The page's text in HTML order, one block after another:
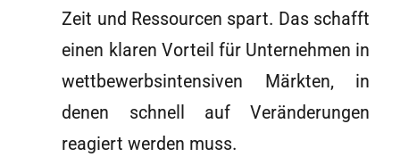
Zeit und Ressourcen spart. Das schafft
einen klaren Vorteil für Unternehmen in
wettbewerbsintensiven Märkten, in
denen schnell auf Veränderungen
reagiert werden muss.